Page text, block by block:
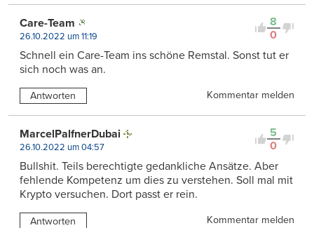
8
0
Care-Team
26.10.2022 um 11:19
Schnell ein Care-Team ins schöne Remstal. Sonst tut er
sich noch was an.
Antworten Kommentar melden
5
0
MarcelPalfnerDubai
26.10.2022 um 04:57
Bullshit. Teils berechtigte gedankliche Ansätze. Aber
fehlende Kompetenz um dies zu verstehen. Soll mal mit
Krypto versuchen. Dort passt er rein.
Antworten Kommentar melden